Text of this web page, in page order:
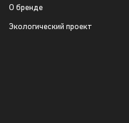
О бренде
Экологический проект